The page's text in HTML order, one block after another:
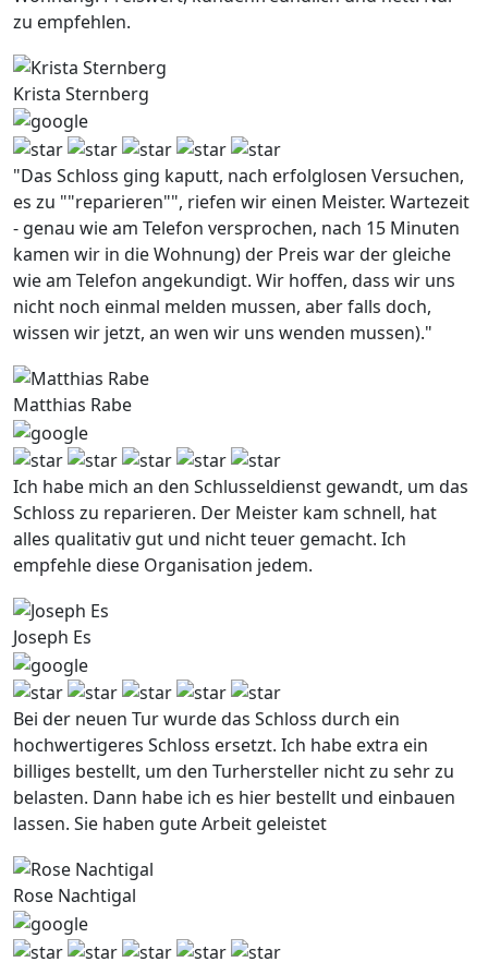
zu empfehlen.
Krista Sternberg
"Das Schloss ging kaputt, nach erfolglosen Versuchen,
es zu ""reparieren"", riefen wir einen Meister. Wartezeit
- genau wie am Telefon versprochen, nach 15 Minuten
kamen wir in die Wohnung) der Preis war der gleiche
wie am Telefon angekundigt. Wir hoffen, dass wir uns
nicht noch einmal melden mussen, aber falls doch,
wissen wir jetzt, an wen wir uns wenden mussen)."
Matthias Rabe
Ich habe mich an den Schlusseldienst gewandt, um das
Schloss zu reparieren. Der Meister kam schnell, hat
alles qualitativ gut und nicht teuer gemacht. Ich
empfehle diese Organisation jedem.
Joseph Es
Bei der neuen Tur wurde das Schloss durch ein
hochwertigeres Schloss ersetzt. Ich habe extra ein
billiges bestellt, um den Turhersteller nicht zu sehr zu
belasten. Dann habe ich es hier bestellt und einbauen
lassen. Sie haben gute Arbeit geleistet
Rose Nachtigal